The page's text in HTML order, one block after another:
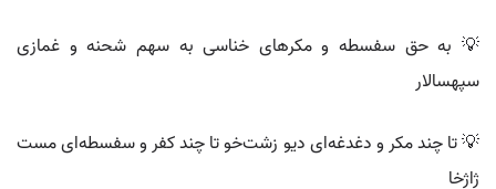
💡 به حق سفسطه و مکرهای خناسی به سهم شحنه و غمازی
سپهسالار
💡 تا چند مکر و دغدغه‌ای دیو زشت‌خو تا چند کفر و سفسطه‌ای مست
ژاژخا